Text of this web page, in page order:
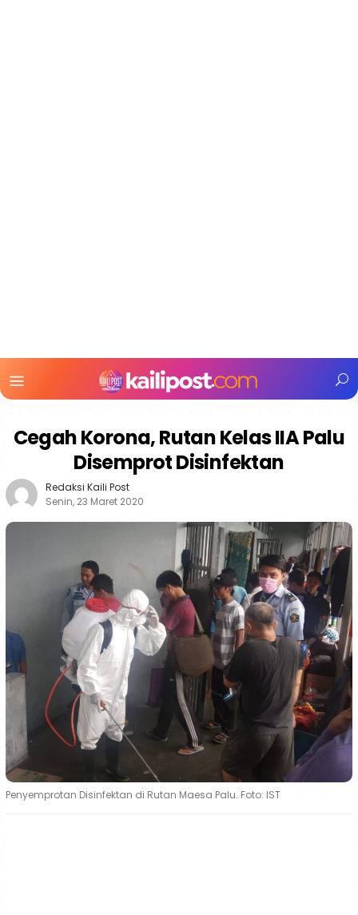
Mobile
Cegah Korona, Rutan Kelas IIA Palu
Disemprot Disinfektan
Redaksi Kaili Post
Senin, 23 Maret 2020
Penyemprotan Disinfektan di Rutan Maesa Palu. Foto: IST